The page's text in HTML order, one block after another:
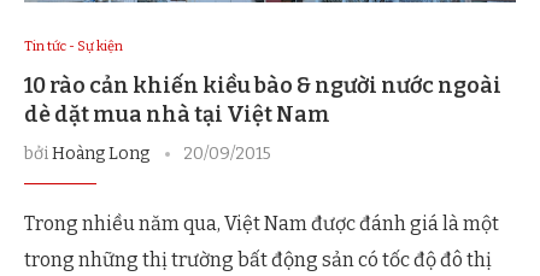
Tin tức - Sự kiện
10 rào cản khiến kiều bào & người nước ngoài
dè dặt mua nhà tại Việt Nam
bởiHoàng Long 20/09/2015
Trong nhiều năm qua, Việt Nam được đánh giá là một
trong những thị trường bất động sản có tốc độ đô thị